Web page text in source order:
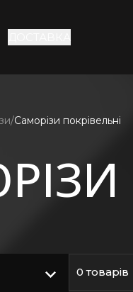
Саморізи покрівельні
0 товарів